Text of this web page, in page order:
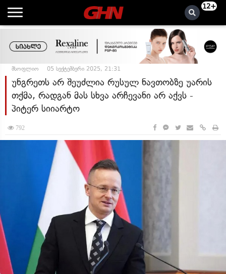
12+
მსოფლიო 05 სექტემბერი 2025, 21:31
უნგრეთს არ შეუძლია რუსულ ნავთობზე უარის
თქმა, რადგან მას სხვა არჩევანი არ აქვს -
პიტერ სიიარტო
792